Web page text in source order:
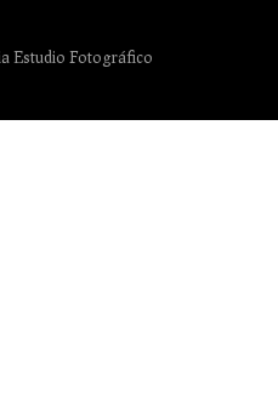
Estudio Fotográfico